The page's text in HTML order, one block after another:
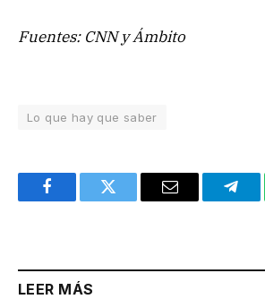
Fuentes: CNN y Ámbito
Lo que hay que saber
FacebookTwitter Email
LEER MÁS